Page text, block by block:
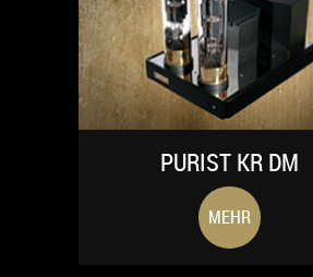
PURIST KR DM
MEHR
PURIST PRE